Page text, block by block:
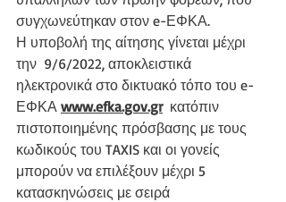
συγχωνεύτηκαν στον e-ΕΦΚΑ.
Η υποβολή της αίτησης γίνεται μέχρι
την  9/6/2022, αποκλειστικά
ηλεκτρονικά στο δικτυακό τόπο του e-
ΕΦΚΑ www.efka.gov.gr
  κατόπιν
πιστοποιημένης πρόσβασης με τους
κωδικούς του TAXIS και οι γονείς
μπορούν να επιλέξουν μέχρι 5
κατασκηνώσεις με σειρά